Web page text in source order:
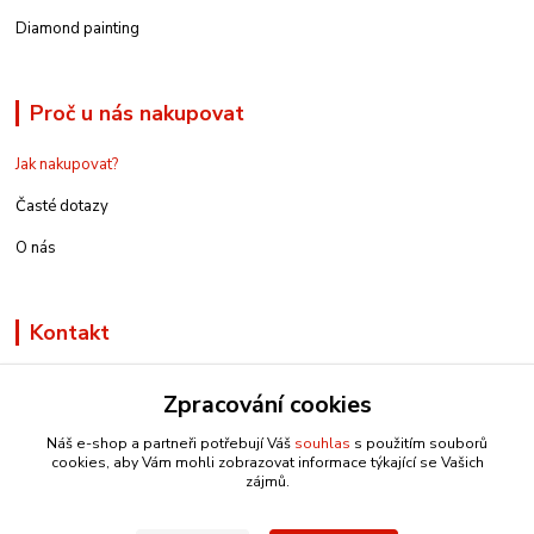
Diamond painting
Proč u nás nakupovat
Jak nakupovat?
Časté dotazy
O nás
Kontakt
info@e-rucniprace.cz
Zpracování cookies
Náš e-shop a partneři potřebují Váš souhlas s použitím souborů
cookies, aby Vám mohli zobrazovat informace týkající se Vašich
zájmů.